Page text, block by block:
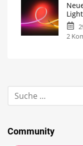
2
Community